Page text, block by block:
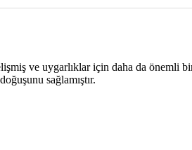
ve uygarlıklar için daha da önemli
sağlamıştır.